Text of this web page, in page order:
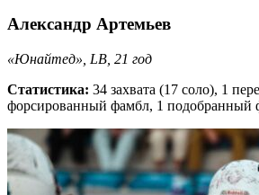
Александр Артемьев
«Юнайтед», LB, 21 год
Статистика: 34 захвата (17 соло), 1
форсированный фамбл, 1 подобранный